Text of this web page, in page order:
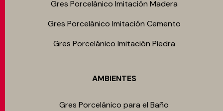
Gres Porcelánico Imitación Madera
Gres Porcelánico Imitación Cemento
Gres Porcelánico Imitación Piedra
AMBIENTES
Gres Porcelánico para el Baño